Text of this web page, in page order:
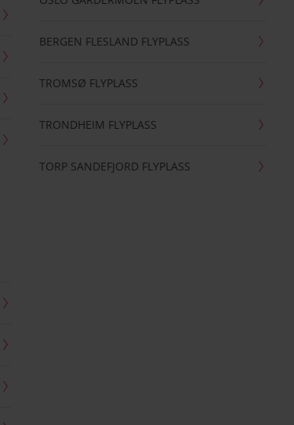
BERGEN FLESLAND FLYPLASS
TROMSØ FLYPLASS
TRONDHEIM FLYPLASS
TORP SANDEFJORD FLYPLASS